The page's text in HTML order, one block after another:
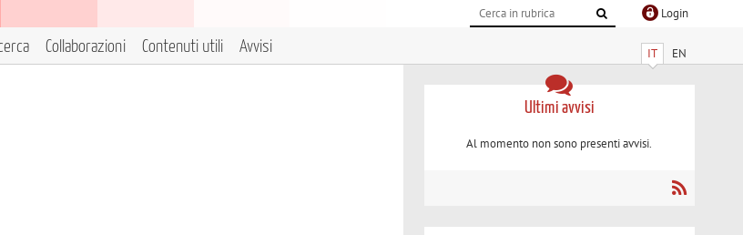
Login
IT EN
Collaborazioni Contenuti utili Avvisi
Ultimi avvisi
Al momento non sono presenti avvisi.